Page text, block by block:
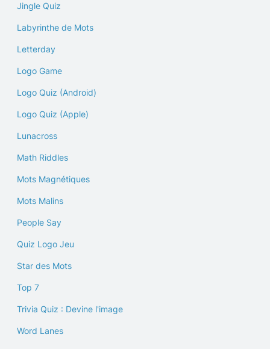
Jingle Quiz
Labyrinthe de Mots
Letterday
Logo Game
Logo Quiz (Android)
Logo Quiz (Apple)
Lunacross
Math Riddles
Mots Magnétiques
Mots Malins
People Say
Quiz Logo Jeu
Star des Mots
Top 7
Trivia Quiz : Devine l'image
Word Lanes